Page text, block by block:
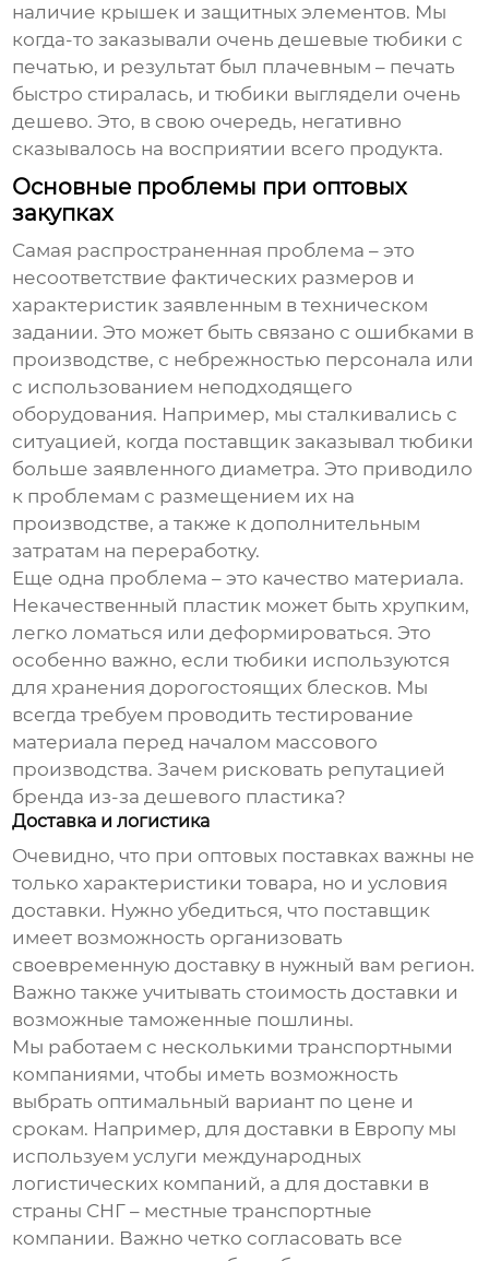
наличие крышек и защитных элементов. Мы
когда-то заказывали очень дешевые тюбики с
печатью, и результат был плачевным – печать
быстро стиралась, и тюбики выглядели очень
дешево. Это, в свою очередь, негативно
сказывалось на восприятии всего продукта.
Основные проблемы при оптовых
закупках
Самая распространенная проблема – это
несоответствие фактических размеров и
характеристик заявленным в техническом
задании. Это может быть связано с ошибками в
производстве, с небрежностью персонала или
с использованием неподходящего
оборудования. Например, мы сталкивались с
ситуацией, когда поставщик заказывал тюбики
больше заявленного диаметра. Это приводило
к проблемам с размещением их на
производстве, а также к дополнительным
затратам на переработку.
Еще одна проблема – это качество материала.
Некачественный пластик может быть хрупким,
легко ломаться или деформироваться. Это
особенно важно, если тюбики используются
для хранения дорогостоящих блесков. Мы
всегда требуем проводить тестирование
материала перед началом массового
производства. Зачем рисковать репутацией
бренда из-за дешевого пластика?
Доставка и логистика
Очевидно, что при оптовых поставках важны не
только характеристики товара, но и условия
доставки. Нужно убедиться, что поставщик
имеет возможность организовать
своевременную доставку в нужный вам регион.
Важно также учитывать стоимость доставки и
возможные таможенные пошлины.
Мы работаем с несколькими транспортными
компаниями, чтобы иметь возможность
выбрать оптимальный вариант по цене и
срокам. Например, для доставки в Европу мы
используем услуги международных
логистических компаний, а для доставки в
страны СНГ – местные транспортные
компании. Важно четко согласовать все